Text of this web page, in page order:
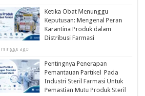
Ketika Obat Menunggu
Keputusan: Mengenal Peran
Karantina Produk dalam
Distribusi Farmasi
minggu ago
Pentingnya Penerapan
Pemantauan Partikel Pada
Industri Steril Farmasi Untuk
Pemastian Mutu Produk Steril